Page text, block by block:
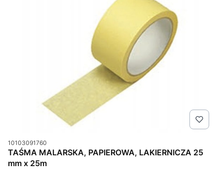
Kod produktu
10103091760
TAŚMA MALARSKA, PAPIEROWA, LAKIERNICZA 25
mm x 25m